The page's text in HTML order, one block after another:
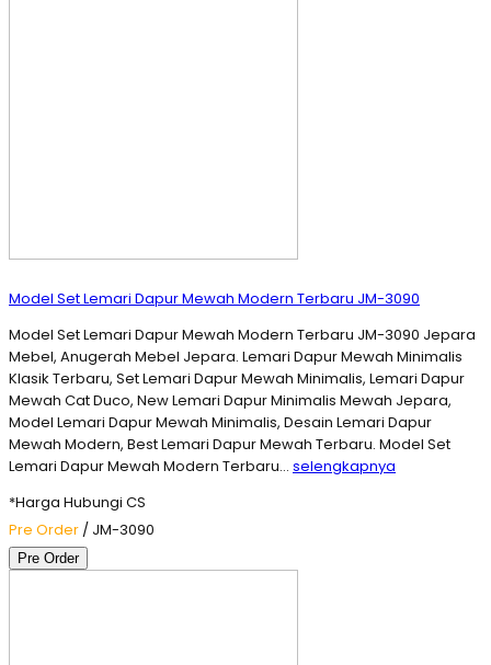
Model Set Lemari Dapur Mewah Modern Terbaru JM-3090
Model Set Lemari Dapur Mewah Modern Terbaru JM-3090 Jepara
Mebel, Anugerah Mebel Jepara. Lemari Dapur Mewah Minimalis
Klasik Terbaru, Set Lemari Dapur Mewah Minimalis, Lemari Dapur
Mewah Cat Duco, New Lemari Dapur Minimalis Mewah Jepara,
Model Lemari Dapur Mewah Minimalis, Desain Lemari Dapur
Mewah Modern, Best Lemari Dapur Mewah Terbaru. Model Set
Lemari Dapur Mewah Modern Terbaru… selengkapnya
*Harga Hubungi CS
Pre Order / JM-3090
Pre Order